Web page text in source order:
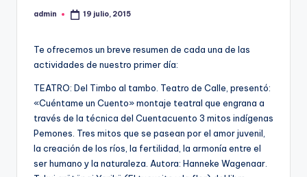
Publicado
admin 19 julio, 2015
Te ofrecemos un breve resumen de cada una de las
actividades de nuestro primer día:
TEATRO: Del Timbo al tambo. Teatro de Calle, presentó:
«Cuéntame un Cuento» montaje teatral que engrana a
través de la técnica del Cuentacuento 3 mitos indígenas
Pemones. Tres mitos que se pasean por el amor juvenil,
la creación de los ríos, la fertilidad, la armonía entre el
ser humano y la naturaleza. Autora: Hanneke Wagenaar.